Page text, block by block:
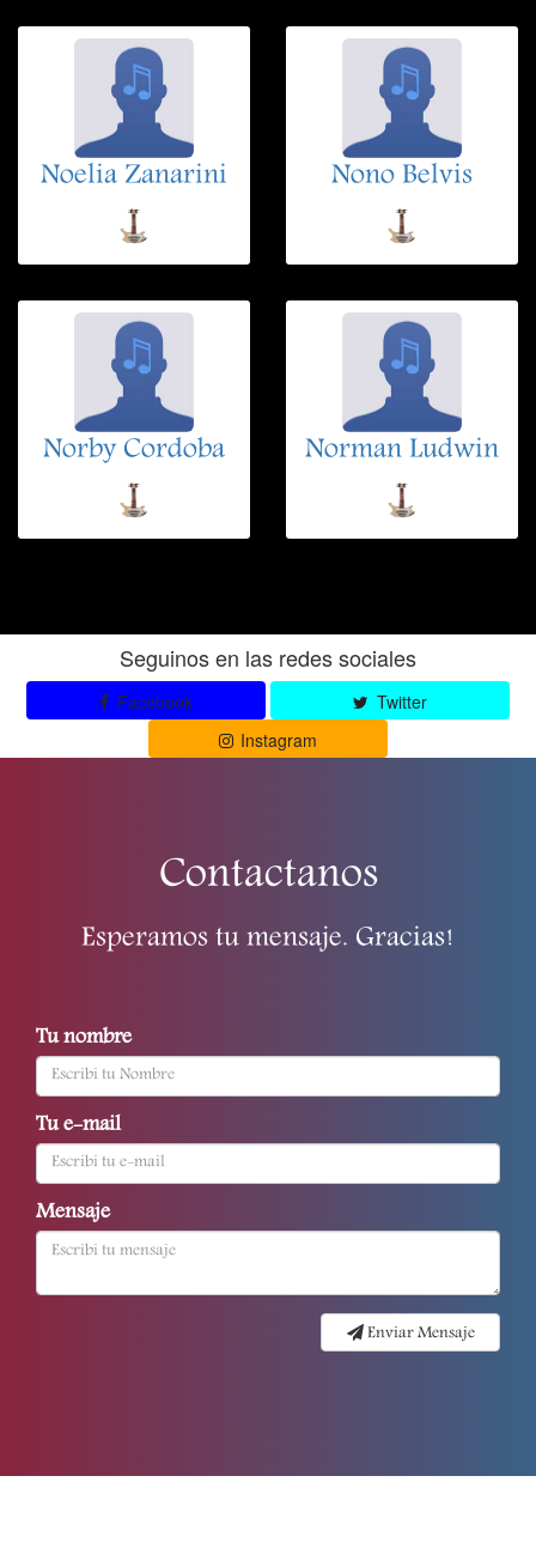
Noelia Zanarini Nono Belvis
Norby Cordoba Norman Ludwin
Seguinos en las redes sociales
Facebook
Twitter
Instagram
Contactanos
Esperamos tu mensaje. Gracias!
Tu nombre
Tu e-mail
Mensaje
Enviar Mensaje